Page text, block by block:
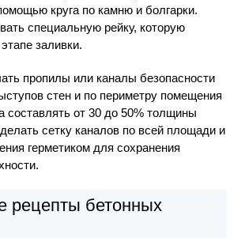
круга по камню и болгарки.
специальную рейку, которую
заливки.
пропилы или каналы безопасности
стен и по периметру помещения
составлять от 30 до 50% толщины
сетку каналов по всей площади и
герметиком для сохранения
рецепты бетонных